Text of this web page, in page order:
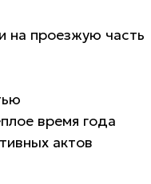
на проезжую часть
время года
актов